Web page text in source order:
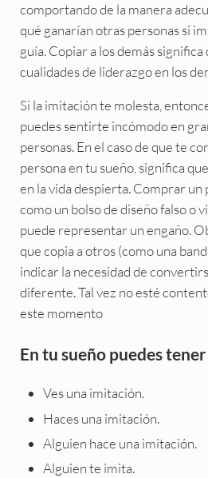
comportando de la manera
qué ganarían otras personas si
guía. Copiar a los demás
cualidades de liderazgo en los
Si la imitación te molesta,
puedes sentirte incómodo en
personas. En el caso de que te
persona en tu sueño, significa
en la vida despierta. Comprar
como un bolso de diseño falso o
puede representar un engaño.
que copia a otros (como una
indicar la necesidad de
diferente. Tal vez no esté
este momento
En tu sueño puedes tener
Ves una imitación.
Haces una imitación.
Alguien hace una imitación.
Alguien te imita.